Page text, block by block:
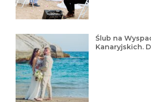
Ślub na
Kanaryjskich.